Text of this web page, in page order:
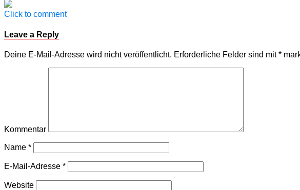
Click to comment
Leave a Reply
Deine E-Mail-Adresse wird nicht veröffentlicht. Erforderliche Felder sind mit*
Kommentar
Name *
E-Mail-Adresse *
Website